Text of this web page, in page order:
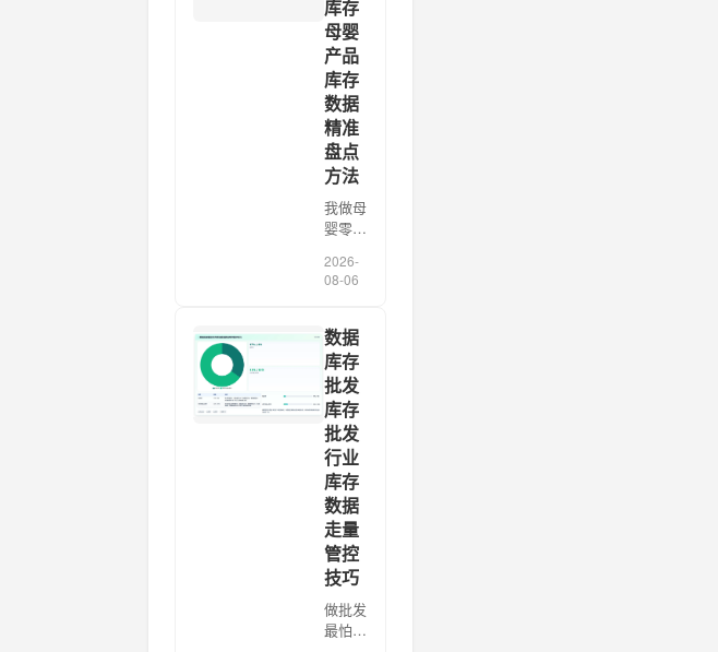
“数据
库存节
日备
货”就
是把历
史销售
表拉出
来，乘
上一个
[…]
库存
母婴
产品
库存
数据
精准
盘点
方法
我做母
婴零售
咨询这
几年，
多门店
把“进
销存系
统里的
库存数
字”当
成“真
实库
存”，
结果大
促前才
发现系
统显
[…]
2026-
08-06
数据
库存
批发
库存
批发
行业
库存
数据
走量
管控
技巧
做批发
最怕的